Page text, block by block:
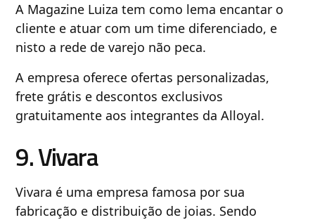
A Magazine Luiza tem como lema encantar o
cliente e atuar com um time diferenciado, e
nisto a rede de varejo não peca.
A empresa oferece ofertas personalizadas,
frete grátis e descontos exclusivos
gratuitamente aos integrantes da Alloyal.
9. Vivara
Vivara é uma empresa famosa por sua
fabricação e distribuição de joias. Sendo